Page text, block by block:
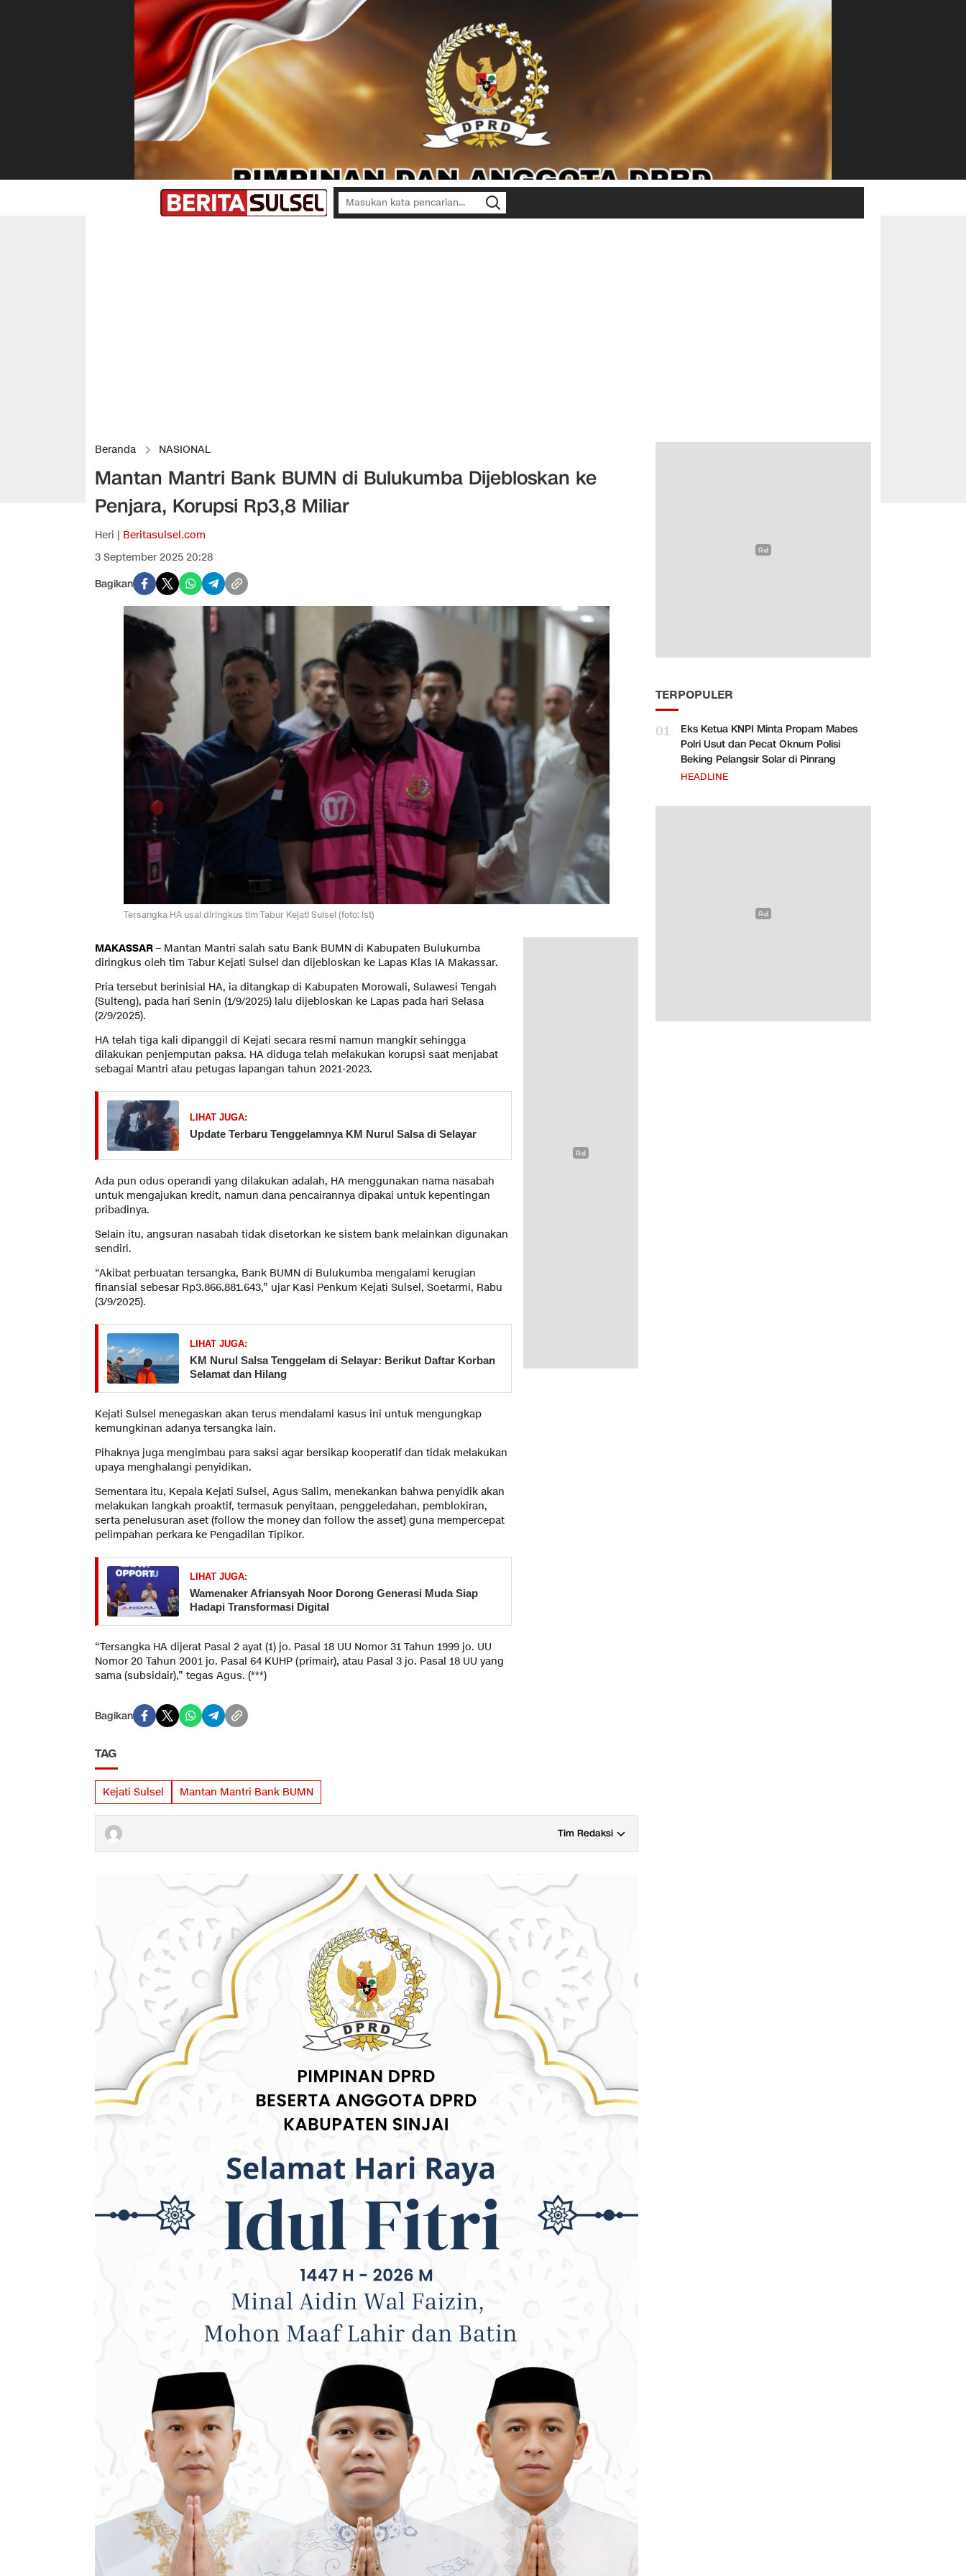
Beranda NASIONAL
Mantan Mantri Bank BUMN di Bulukumba Dijebloskan ke
Penjara, Korupsi Rp3,8 Miliar
Heri | Beritasulsel.com
3 September 2025 20:28
Bagikan
Tersangka HA usai diringkus tim Tabur Kejati Sulsel (foto: ist)
MAKASSAR – Mantan Mantri salah satu Bank BUMN di Kabupaten Bulukumba
diringkus oleh tim Tabur Kejati Sulsel dan dijebloskan ke Lapas Klas IA Makassar.
Pria tersebut berinisial HA, ia ditangkap di Kabupaten Morowali, Sulawesi Tengah
(Sulteng), pada hari Senin (1/9/2025) lalu dijebloskan ke Lapas pada hari Selasa
(2/9/2025).
HA telah tiga kali dipanggil di Kejati secara resmi namun mangkir sehingga
dilakukan penjemputan paksa. HA diduga telah melakukan korupsi saat menjabat
sebagai Mantri atau petugas lapangan tahun 2021-2023.
LIHAT JUGA:
Update Terbaru Tenggelamnya KM Nurul Salsa di Selayar
Ada pun odus operandi yang dilakukan adalah, HA menggunakan nama nasabah
untuk mengajukan kredit, namun dana pencairannya dipakai untuk kepentingan
pribadinya.
Selain itu, angsuran nasabah tidak disetorkan ke sistem bank melainkan digunakan
sendiri.
“Akibat perbuatan tersangka, Bank BUMN di Bulukumba mengalami kerugian
finansial sebesar Rp3.866.881.643,” ujar Kasi Penkum Kejati Sulsel, Soetarmi, Rabu
(3/9/2025).
LIHAT JUGA:
KM Nurul Salsa Tenggelam di Selayar: Berikut Daftar Korban
Selamat dan Hilang
Kejati Sulsel menegaskan akan terus mendalami kasus ini untuk mengungkap
kemungkinan adanya tersangka lain.
Pihaknya juga mengimbau para saksi agar bersikap kooperatif dan tidak melakukan
upaya menghalangi penyidikan.
Sementara itu, Kepala Kejati Sulsel, Agus Salim, menekankan bahwa penyidik akan
melakukan langkah proaktif, termasuk penyitaan, penggeledahan, pemblokiran,
serta penelusuran aset (follow the money dan follow the asset) guna mempercepat
pelimpahan perkara ke Pengadilan Tipikor.
LIHAT JUGA:
Wamenaker Afriansyah Noor Dorong Generasi Muda Siap
Hadapi Transformasi Digital
“Tersangka HA dijerat Pasal 2 ayat (1) jo. Pasal 18 UU Nomor 31 Tahun 1999 jo. UU
Nomor 20 Tahun 2001 jo. Pasal 64 KUHP (primair), atau Pasal 3 jo. Pasal 18 UU yang
sama (subsidair),” tegas Agus. (***)
Bagikan
TAG
Kejati Sulsel Mantan Mantri Bank BUMN
Tim Redaksi
TERPOPULER
01
Eks Ketua KNPI Minta Propam Mabes
Polri Usut dan Pecat Oknum Polisi
Beking Pelangsir Solar di Pinrang
HEADLINE